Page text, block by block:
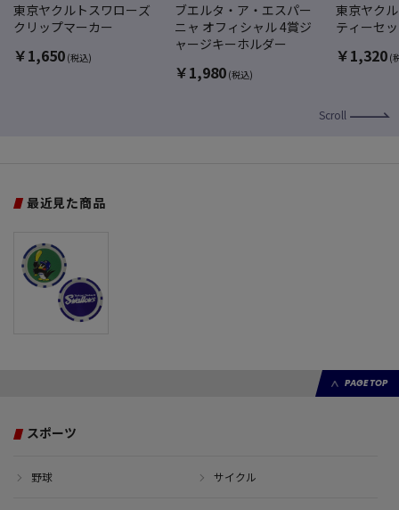
東京ヤクルトスワローズ
クリップマーカー
￥1,650 (税込)
ブエルタ・ア・エスパー
ニャ オフィシャル 4賞ジ
ャージキーホルダー
￥1,980 (税込)
東京ヤク
ティーセ
￥1,320 (
Scroll
最近見た商品
PAGE TOP
スポーツ
野球 サイクル